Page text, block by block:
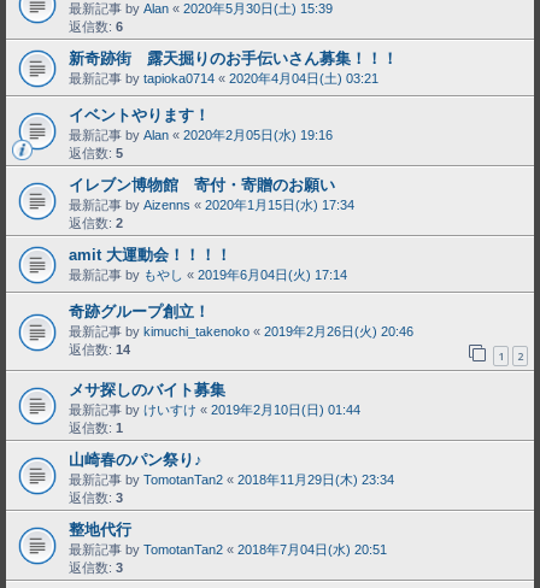
最新記事 by Alan « 2020年5月30日(土) 15:39
返信数: 6
新奇跡街 露天掘りのお手伝いさん募集！！！
最新記事 by tapioka0714 « 2020年4月04日(土) 03:21
イベントやります！
最新記事 by Alan « 2020年2月05日(水) 19:16
返信数: 5
イレブン博物館 寄付・寄贈のお願い
最新記事 by Aizenns « 2020年1月15日(水) 17:34
返信数: 2
amit 大運動会！！！！
最新記事 by もやし « 2019年6月04日(火) 17:14
奇跡グループ創立！
最新記事 by kimuchi_takenoko « 2019年2月26日(火) 20:46
返信数: 14 1 2
メサ探しのバイト募集
最新記事 by けいすけ « 2019年2月10日(日) 01:44
返信数: 1
山崎春のパン祭り♪
最新記事 by TomotanTan2 « 2018年11月29日(木) 23:34
返信数: 3
整地代行
最新記事 by TomotanTan2 « 2018年7月04日(水) 20:51
返信数: 3